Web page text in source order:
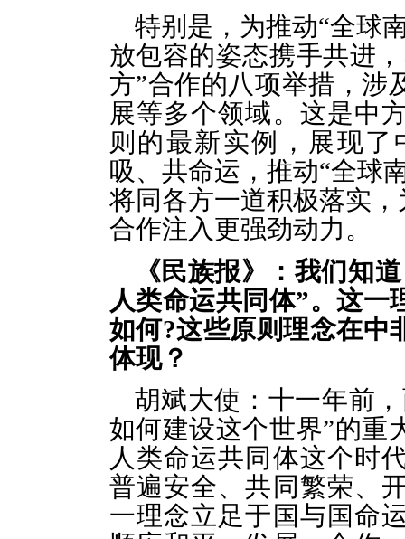
特别是，为推动“全球
放包容的姿态携手共进
方”合作的八项举措，涉
展等多个领域。这是中
则的最新实例，展现
吸、共命运，推动“全球
将同各方一道积极落实
合作注入更强劲动力 。
《民族报》： 我们知
人类命运共同体”。 这一
如何?这些原则理念在中
体现？
胡斌大使：十一年前
如何建设这个世界”的重
人类命运共同体这个时
普遍安全、共同繁荣、
一理念立足于国与国命